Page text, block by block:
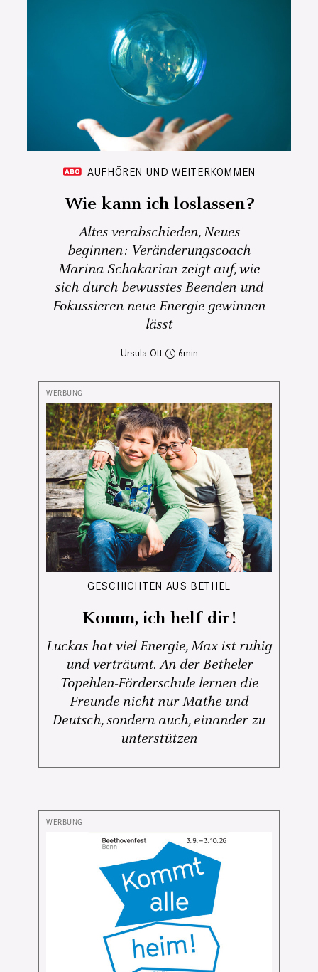
AUFHÖREN UND WEITERKOMMEN
Wie kann ich loslassen?
Altes verabschieden, Neues
beginnen: Veränderungscoach
Marina Schakarian zeigt auf, wie
sich durch bewusstes Beenden und
Fokussieren neue Energie gewinnen
lässt
Ursula Ott 6
GESCHICHTEN AUS BETHEL
Komm, ich helf dir!
Luckas hat viel Energie, Max ist ruhig
und verträumt. An der Betheler
Topehlen-Förderschule lernen die
Freunde nicht nur Mathe und
Deutsch, sondern auch, einander zu
unterstützen